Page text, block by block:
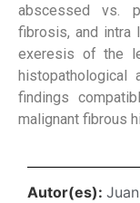
abscessed vs.
fibrosis, and intra
exeresis of the
histopathological
findings
malignant fibrous
Autor(es):